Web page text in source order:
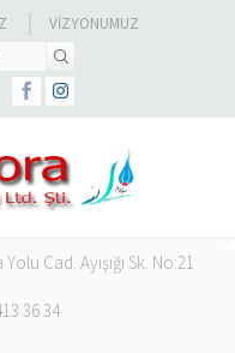
VIZYONUMUZ
Cad. Ayışığı Sk. No:21
36 34